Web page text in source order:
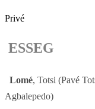
Privé
ESSEG
Lomé, Totsi (Pavé
Agbalepedo)